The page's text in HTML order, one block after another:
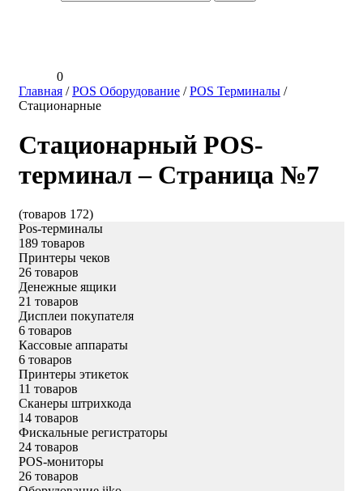
0
Главная /POS Оборудование /POS Терминалы /
Стационарные
Стационарный POS-
терминал – Страница №7
(товаров 172)
Pos-терминалы
189 товаров
Принтеры чеков
26 товаров
Денежные ящики
21 товаров
Дисплеи покупателя
6 товаров
Кассовые аппараты
6 товаров
Принтеры этикеток
11 товаров
Сканеры штрихкода
14 товаров
Фискальные регистраторы
24 товаров
POS-мониторы
26 товаров